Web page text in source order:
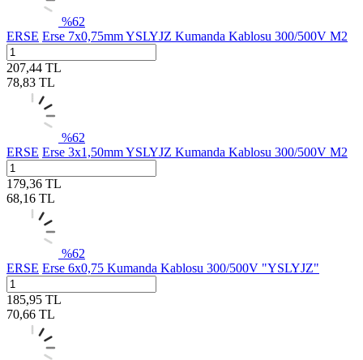
%62
ERSE Erse 7x0,75mm YSLYJZ Kumanda Kablosu 300/500V M2
207,44 TL
78,83 TL
%62
ERSE Erse 3x1,50mm YSLYJZ Kumanda Kablosu 300/500V M2
179,36 TL
68,16 TL
%62
ERSE Erse 6x0,75 Kumanda Kablosu 300/500V "YSLYJZ"
185,95 TL
70,66 TL